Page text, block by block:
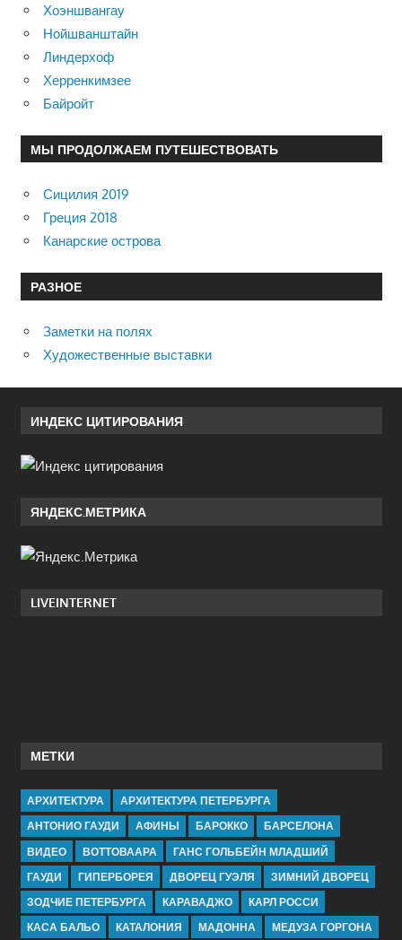
Хоэншвангау
Нойшванштайн
Линдерхоф
Херренкимзее
Байройт
МЫ ПРОДОЛЖАЕМ ПУТЕШЕСТВОВАТЬ
Сицилия 2019
Греция 2018
Канарские острова
РАЗНОЕ
Заметки на полях
Художественные выставки
ИНДЕКС ЦИТИРОВАНИЯ
ЯНДЕКС.МЕТРИКА
LIVEINTERNET
МЕТКИ
АРХИТЕКТУРА
АРХИТЕКТУРА ПЕТЕРБУРГА
АНТОНИО ГАУДИ
АФИНЫ БАРОККО
БАРСЕЛОНА
ВИДЕО
ВОТТОВААРА
ГАНС ГОЛЬБЕЙН МЛАДШИЙ
ГАУДИ
ГИПЕРБОРЕЯ ДВОРЕЦ ГУЭЛЯ
ЗИМНИЙ ДВОРЕЦ
ЗОДЧИЕ ПЕТЕРБУРГА
КАРАВАДЖО
КАРЛ РОССИ
КАСА БАЛЬО
КАТАЛОНИЯ МАДОННА МЕДУЗА ГОРГОНА